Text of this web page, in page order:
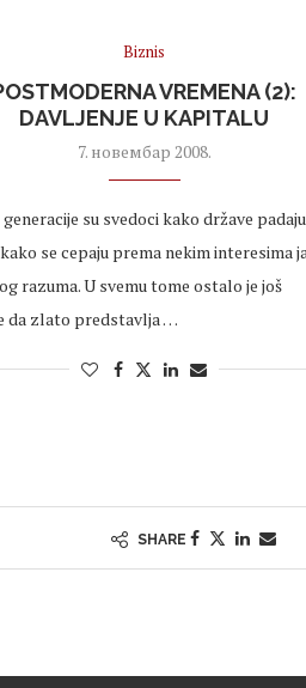
Biznis
VREMENA (2):
DAVLJENJE U KAPITALU
7. новембар 2008.
generacije su svedoci kako države
se cepaju prema nekim interesima
razuma. U svemu tome ostalo je još
da zlato predstavlja …
SHARE